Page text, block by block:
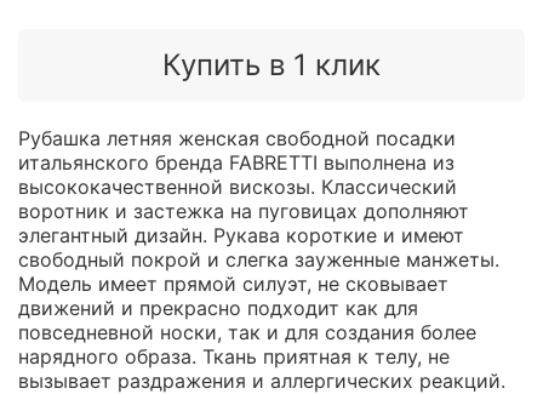
Купить в 1 клик
Рубашка летняя женская свободной посадки
итальянского бренда FABRETTI выполнена из
высококачественной вискозы. Классический
воротник и застежка на пуговицах дополняют
элегантный дизайн. Рукава короткие и имеют
свободный покрой и слегка зауженные манжеты.
Модель имеет прямой силуэт, не сковывает
движений и прекрасно подходит как для
повседневной носки, так и для создания более
нарядного образа. Ткань приятная к телу, не
вызывает раздражения и аллергических реакций.